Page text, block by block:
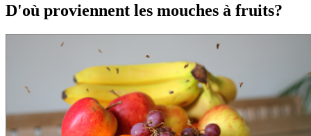
D'où proviennent les mouches à fruits?